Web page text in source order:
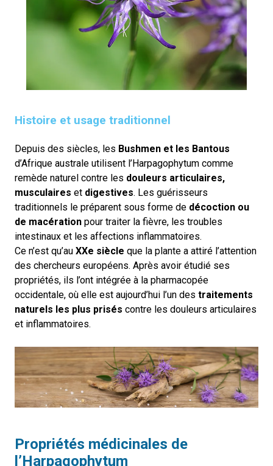
Histoire et usage traditionnel
Depuis des siècles, les Bushmen et les Bantous
d’Afrique australe utilisent l’Harpagophytum comme
remède naturel contre les douleurs articulaires,
musculaires et digestives. Les guérisseurs
traditionnels le préparent sous forme de décoction ou
de macération pour traiter la fièvre, les troubles
intestinaux et les affections inflammatoires.
Ce n’est qu’au XXe siècle que la plante a attiré l’attention
des chercheurs européens. Après avoir étudié ses
propriétés, ils l’ont intégrée à la pharmacopée
occidentale, où elle est aujourd’hui l’un des traitements
naturels les plus prisés contre les douleurs articulaires
et inflammatoires.
Propriétés médicinales de
l’Harpagophytum